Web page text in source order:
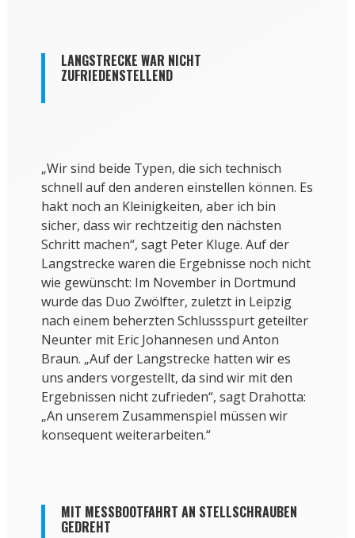
LANGSTRECKE WAR NICHT
ZUFRIEDENSTELLEND
„Wir sind beide Typen, die sich technisch
schnell auf den anderen einstellen können. Es
hakt noch an Kleinigkeiten, aber ich bin
sicher, dass wir rechtzeitig den nächsten
Schritt machen“, sagt Peter Kluge. Auf der
Langstrecke waren die Ergebnisse noch nicht
wie gewünscht: Im November in Dortmund
wurde das Duo Zwölfter, zuletzt in Leipzig
nach einem beherzten Schlussspurt geteilter
Neunter mit Eric Johannesen und Anton
Braun. „Auf der Langstrecke hatten wir es
uns anders vorgestellt, da sind wir mit den
Ergebnissen nicht zufrieden“, sagt Drahotta:
„An unserem Zusammenspiel müssen wir
konsequent weiterarbeiten.“
MIT MESSBOOTFAHRT AN STELLSCHRAUBEN
GEDREHT